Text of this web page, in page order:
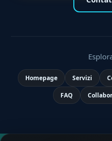
Homepage Servizi
FAQ